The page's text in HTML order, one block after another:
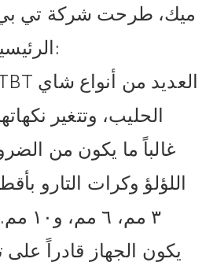
ميك، طرحت شركة تي بي
الرئيسية الأربعة التالية:
الحليب، وتتغير
غالباً ما يكون من
اللؤلؤ وكرات التارو
٣
يكون الجهاز قادراً على